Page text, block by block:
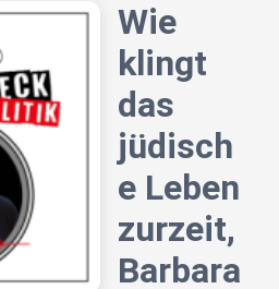
Wie
klingt
das
jüdisch
e Leben
zurzeit,
Barbara